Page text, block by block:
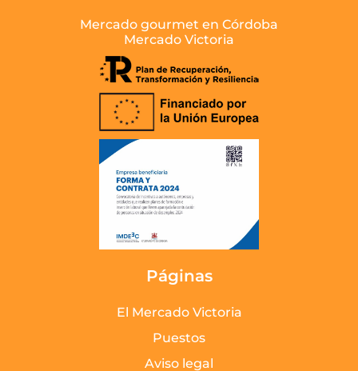
Mercado gourmet en Córdoba
Mercado Victoria
Páginas
El Mercado Victoria
Puestos
Aviso legal